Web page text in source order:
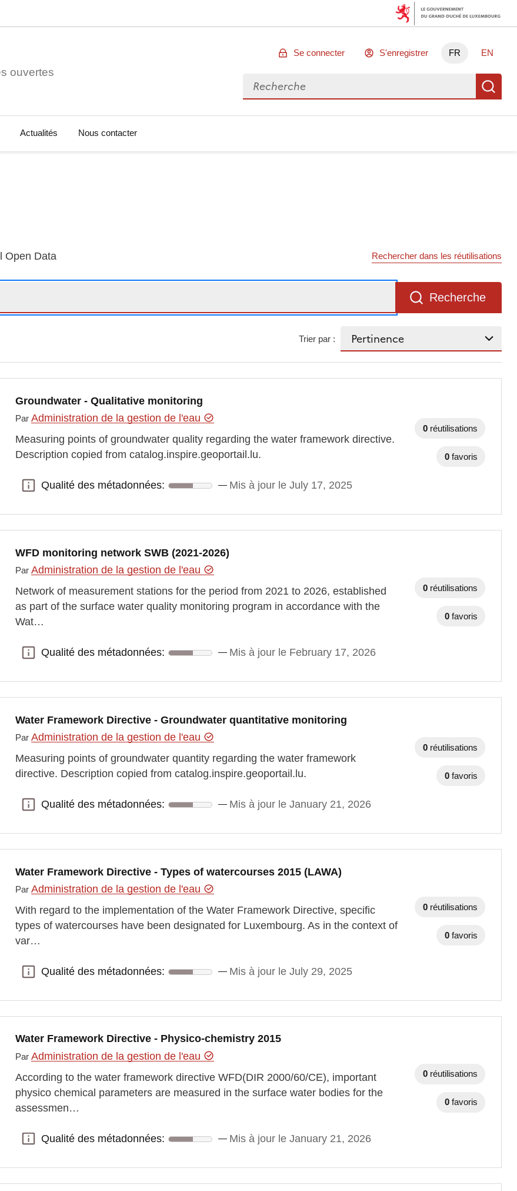
ouvertes
Se connecter S'enregistrer FR EN
Rechercher des données
Actualités Nous contacter
Open Data Rechercher dans les réutilisations
Recherche
Trier par :
Groundwater - Qualitative monitoring
ParAdministration de la gestion de l'eau
Measuring points of groundwater quality regarding the water framework directive.
Description copied from catalog.inspire.geoportail.lu.
Qualité des métadonnées:
Qualité des métadonnées: Mis à jour le July 17, 2025
0 réutilisations
0 favoris
WFD monitoring network SWB (2021-2026)
ParAdministration de la gestion de l'eau
Network of measurement stations for the period from 2021 to 2026, established
as part of the surface water quality monitoring program in accordance with the
Wat…
Qualité des métadonnées:
Qualité des métadonnées: Mis à jour le February 17, 2026
0 réutilisations
0 favoris
Water Framework Directive - Groundwater quantitative monitoring
ParAdministration de la gestion de l'eau
Measuring points of groundwater quantity regarding the water framework
directive. Description copied from catalog.inspire.geoportail.lu.
Qualité des métadonnées:
Qualité des métadonnées: Mis à jour le January 21, 2026
0 réutilisations
0 favoris
Water Framework Directive - Types of watercourses 2015 (LAWA)
ParAdministration de la gestion de l'eau
With regard to the implementation of the Water Framework Directive, specific
types of watercourses have been designated for Luxembourg. As in the context of
var…
Qualité des métadonnées:
Qualité des métadonnées: Mis à jour le July 29, 2025
0 réutilisations
0 favoris
Water Framework Directive - Physico-chemistry 2015
ParAdministration de la gestion de l'eau
According to the water framework directive WFD(DIR 2000/60/CE), important
physico chemical parameters are measured in the surface water bodies for the
assessmen…
Qualité des métadonnées:
Qualité des métadonnées: Mis à jour le January 21, 2026
0 réutilisations
0 favoris